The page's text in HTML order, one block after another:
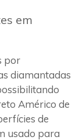
em
por
diamantadas
Américo de
de
usado para